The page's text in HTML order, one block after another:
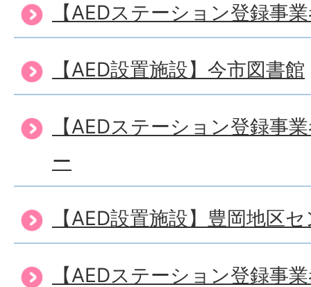
【AEDステーション登録事
【AED設置施設】今市図書館
【AEDステーション登録事
ー
【AED設置施設】豊岡地区
【AEDステーション登録事